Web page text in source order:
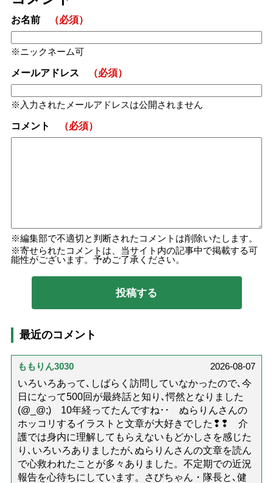
お名前 （必須）
ニックネーム可
メールアドレス （必須）
入力されたメールアドレスは公開されません
コメント （必須）
編集部で不適切と判断されたコメントは削除いたします。
寄せられたコメントは、当サイト内の記事中で掲載する可
能性がございます。予めご了承ください。
最近のコメント
ももりん3030
2026-08-07
いろいろあって､しばらく訪問していなかったので､今
日になって500回が最終話と知り､愕然となりました
(@_@;) 10年経ってたんですね･･ ぬらりんさんの
ホッコリするイラストと文章が大好きでした❢❢ 介
護では身内に理解してもらえないもどかしさを感じた
り､いろいろありましたが､ぬらりんさんの文章を読ん
で心救われたことが多々ありました。不定期での近況
報告を心待ちにしています。さびちゃん・隊長と､健